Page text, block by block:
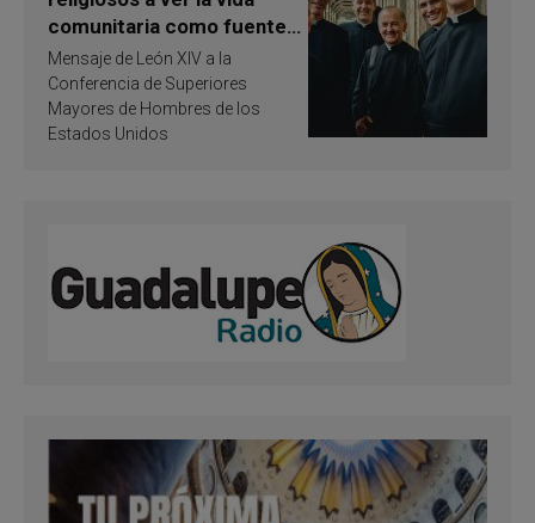
comunitaria como fuente
de inspiración y
santificación
Mensaje de León XIV a la
Conferencia de Superiores
Mayores de Hombres de los
Estados Unidos